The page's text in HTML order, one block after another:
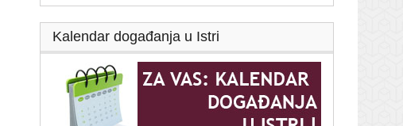
Kalendar događanja u Istri